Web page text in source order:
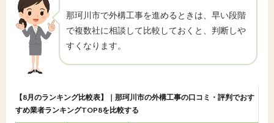
那珂川市で外構工事を進めるときは、早い段階
で複数社に相談して比較しておくと、判断しや
すくなります。
【8月のランキング比較表】｜那珂川市の外構工事の口コミ・評判でおす
すめ業者ランキングTOP8を比較する